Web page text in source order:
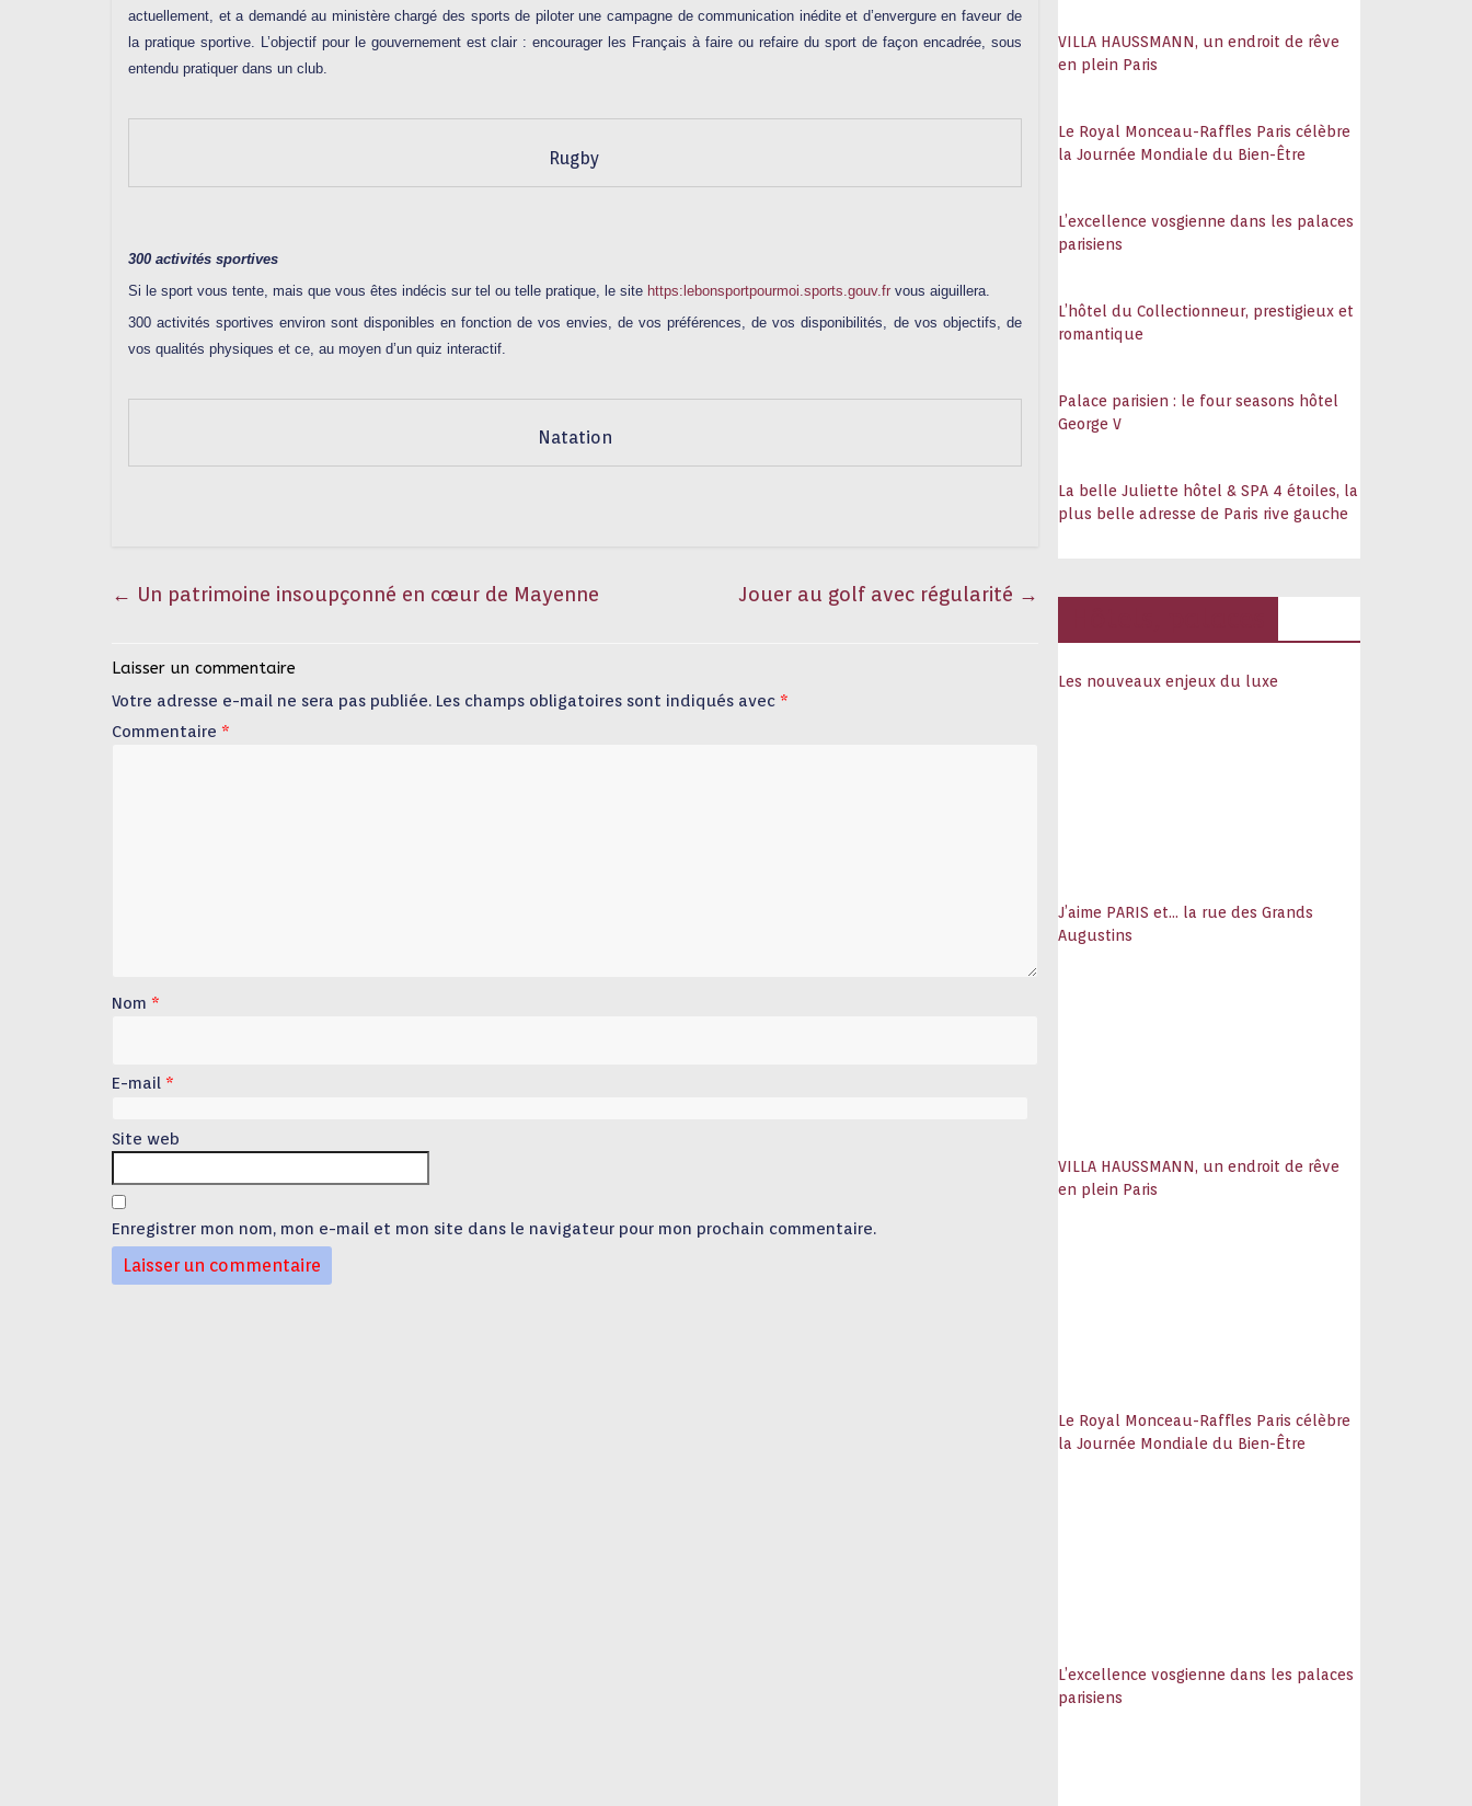
actuellement, et a demandé au ministère chargé des sports de piloter une campagne de communication inédite et d’envergure en faveur de
la pratique sportive. L’objectif pour le gouvernement est clair : encourager les Français à faire ou refaire du sport de façon encadrée, sous
entendu pratiquer dans un club.
Rugby
300 activités sportives
Si le sport vous tente, mais que vous êtes indécis sur tel ou telle pratique, le site https:lebonsportpourmoi.sports.gouv.fr vous aiguillera.
300 activités sportives environ sont disponibles en fonction de vos envies, de vos préférences, de vos disponibilités, de vos objectifs, de
vos qualités physiques et ce, au moyen d’un quiz interactif.
Natation
← Un patrimoine insoupçonné en cœur de Mayenne Jouer au golf avec régularité →
Laisser un commentaire
Votre adresse e-mail ne sera pas publiée. Les champs obligatoires sont indiqués avec *
Commentaire *
Nom *
E-mail *
Site web
Enregistrer mon nom, mon e-mail et mon site dans le navigateur pour mon prochain commentaire.
VILLA HAUSSMANN, un endroit de rêve
en plein Paris
Le Royal Monceau-Raffles Paris célèbre
la Journée Mondiale du Bien-Être
L’excellence vosgienne dans les palaces
parisiens
L’hôtel du Collectionneur, prestigieux et
romantique
Palace parisien : le four seasons hôtel
George V
La belle Juliette hôtel & SPA 4 étoiles, la
plus belle adresse de Paris rive gauche
Les nouveaux enjeux du luxe
J’aime PARIS et… la rue des Grands
Augustins
VILLA HAUSSMANN, un endroit de rêve
en plein Paris
Le Royal Monceau-Raffles Paris célèbre
la Journée Mondiale du Bien-Être
L’excellence vosgienne dans les palaces
parisiens